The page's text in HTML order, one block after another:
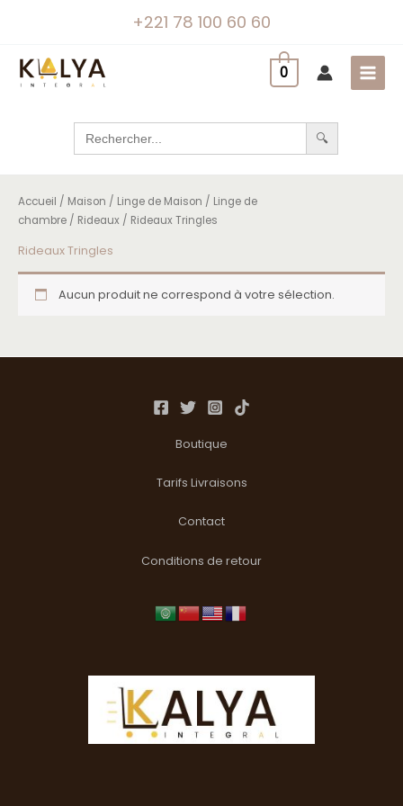
+221 78 100 60 60
0
Search
Accueil / Maison / Linge de Maison / Linge de
chambre / Rideaux / Rideaux Tringles
Rideaux Tringles
Aucun produit ne correspond à votre sélection.
Boutique
Tarifs Livraisons
Contact
Conditions de retour